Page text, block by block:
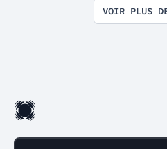
VOIR PLUS